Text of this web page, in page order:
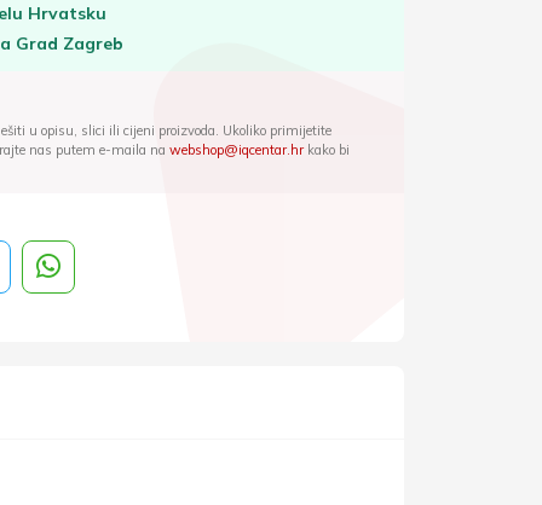
Hrvatsku
Grad Zagreb
u opisu, slici ili cijeni proizvoda. Ukoliko primijetite
nas putem e-maila na webshop@iqcentar.hrkako bi